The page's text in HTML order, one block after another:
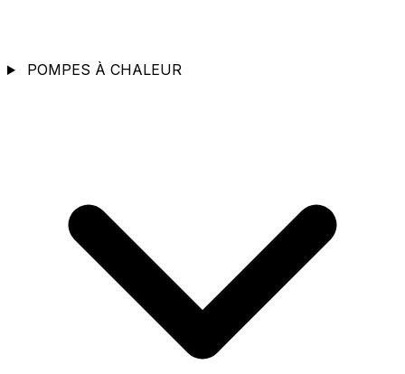
POMPES À CHALEUR